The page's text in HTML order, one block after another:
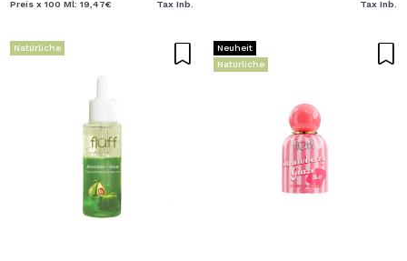
Preis x 100 Ml: 19,47€ Tax Inb. Tax Inb.
Natürliche
Neuheit
Natürliche